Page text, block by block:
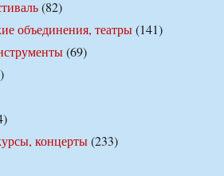
(82)
объединения, театры(141)
(69)
концерты(233)